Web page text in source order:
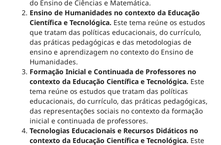
do Ensino de Ciências e Matemática.
Ensino de Humanidades no contexto da Educação
Científica e Tecnológica. Este tema reúne os estudos
que tratam das políticas educacionais, do currículo,
das práticas pedagógicas e das metodologias de
ensino e aprendizagem no contexto do Ensino de
Humanidades.
Formação Inicial e Continuada de Professores no
contexto da Educação Científica e Tecnológica. Este
tema reúne os estudos que tratam das políticas
educacionais, do currículo, das práticas pedagógicas,
das representações sociais no contexto da formação
inicial e continuada de professores.
Tecnologias Educacionais e Recursos Didáticos no
contexto da Educação Científica e Tecnológica. Este